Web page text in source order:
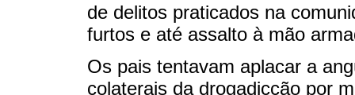
de delitos praticados na
furtos e até assalto à mão
Os pais tentavam aplacar a
colaterais da drogadicção por